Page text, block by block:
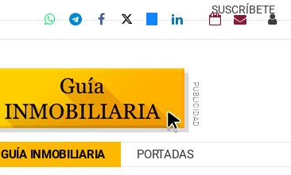
SUSCRÍBETE
GUÍA INMOBILIARIA PORTADAS